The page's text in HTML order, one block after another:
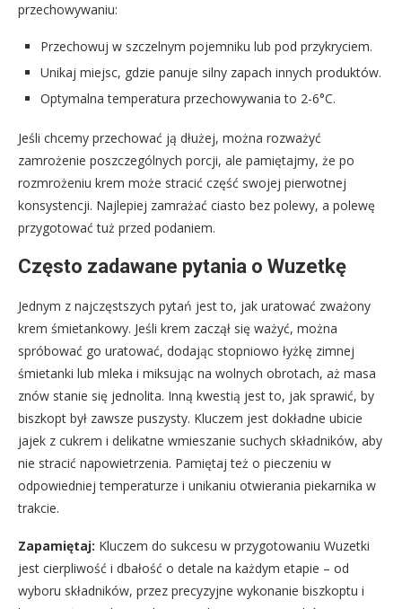
przechowywaniu:
Przechowuj w szczelnym pojemniku lub pod przykryciem.
Unikaj miejsc, gdzie panuje silny zapach innych produktów.
Optymalna temperatura przechowywania to 2-6°C.
Jeśli chcemy przechować ją dłużej, można rozważyć
zamrożenie poszczególnych porcji, ale pamiętajmy, że po
rozmrożeniu krem może stracić część swojej pierwotnej
konsystencji. Najlepiej zamrażać ciasto bez polewy, a polewę
przygotować tuż przed podaniem.
Często zadawane pytania o Wuzetkę
Jednym z najczęstszych pytań jest to, jak uratować zważony
krem śmietankowy. Jeśli krem zaczął się ważyć, można
spróbować go uratować, dodając stopniowo łyżkę zimnej
śmietanki lub mleka i miksując na wolnych obrotach, aż masa
znów stanie się jednolita. Inną kwestią jest to, jak sprawić, by
biszkopt był zawsze puszysty. Kluczem jest dokładne ubicie
jajek z cukrem i delikatne wmieszanie suchych składników, aby
nie stracić napowietrzenia. Pamiętaj też o pieczeniu w
odpowiedniej temperaturze i unikaniu otwierania piekarnika w
trakcie.
Zapamiętaj: Kluczem do sukcesu w przygotowaniu Wuzetki
jest cierpliwość i dbałość o detale na każdym etapie – od
wyboru składników, przez precyzyjne wykonanie biszkoptu i